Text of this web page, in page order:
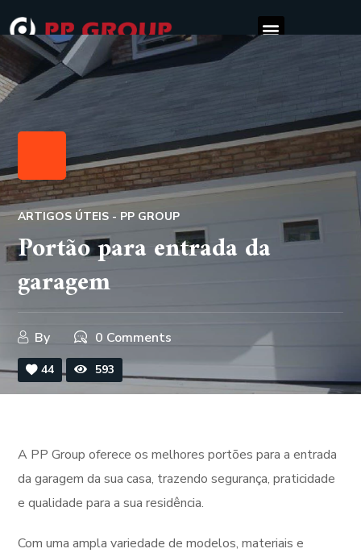
ARTIGOS ÚTEIS - PP GROUP
Portão para entrada da
garagem
By 0 Comments
44 593
A PP Group oferece os melhores portões para a entrada
da garagem da sua casa, trazendo segurança, praticidade
e qualidade para a sua residência.
Com uma ampla variedade de modelos, materiais e